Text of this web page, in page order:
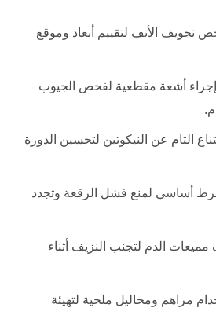
تجويف الأنف لتقييم أبعاد وموقع
إجراء أشعة مقطعية لفحص الجيوب
التام عن النيكوتين لتحسين الدورة
أساسي لمنع فشل الرقعة وتجدد
مميعات الدم لتجنب النزيف أثناء
مراهم ومحاليل ملحية لتهيئة